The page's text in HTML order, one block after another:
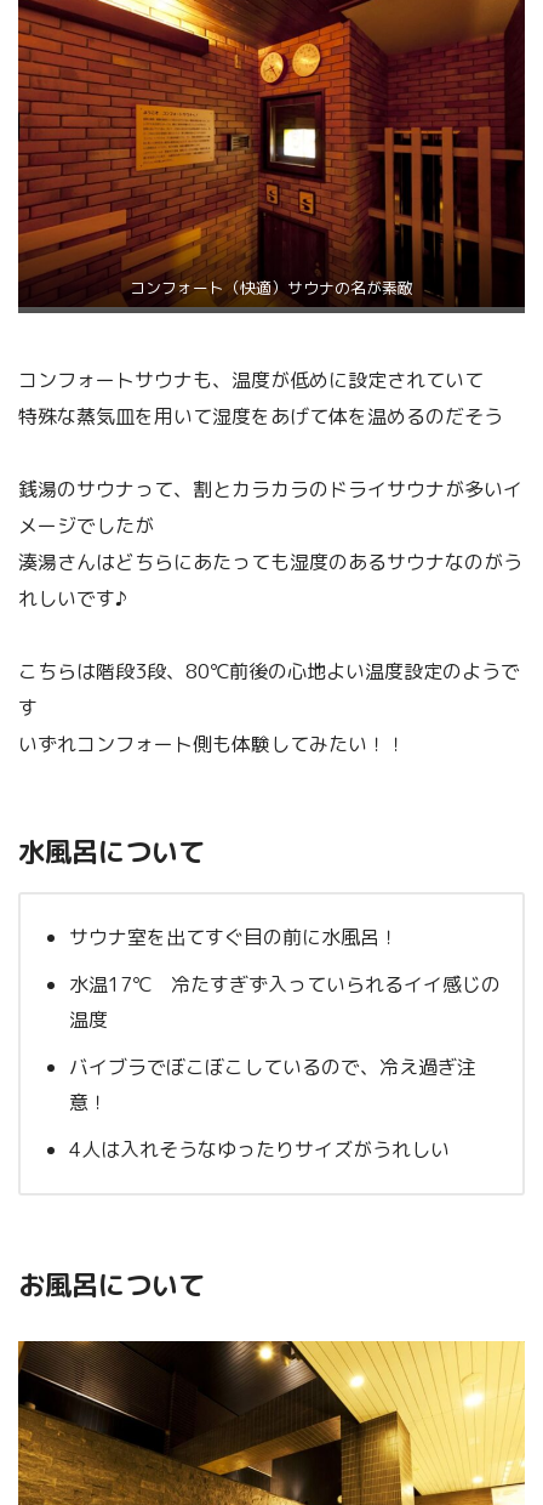
コンフォート（快適）サウナの名が素敵
コンフォートサウナも、温度が低めに設定されていて
特殊な蒸気皿を用いて湿度をあげて体を温めるのだそう
銭湯のサウナって、割とカラカラのドライサウナが多いイ
メージでしたが
湊湯さんはどちらにあたっても湿度のあるサウナなのがう
れしいです♪
こちらは階段3段、80℃前後の心地よい温度設定のようで
す
いずれコンフォート側も体験してみたい！！
水風呂について
サウナ室を出てすぐ目の前に水風呂！
水温17℃ 冷たすぎず入っていられるイイ感じの
温度
バイブラでぼこぼこしているので、冷え過ぎ注
意！
4人は入れそうなゆったりサイズがうれしい
お風呂について